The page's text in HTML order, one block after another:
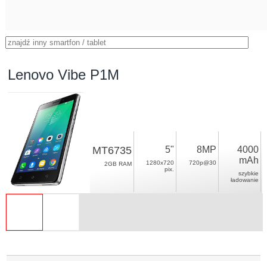
Lenovo Vibe P1M
MT6735
2GB RAM
5"
1280x720
pix.
8MP
720p@30
4000
mAh
szybkie
ładowanie